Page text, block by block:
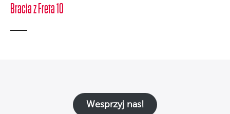
Bracia z Freta 10
Wesprzyj nas!